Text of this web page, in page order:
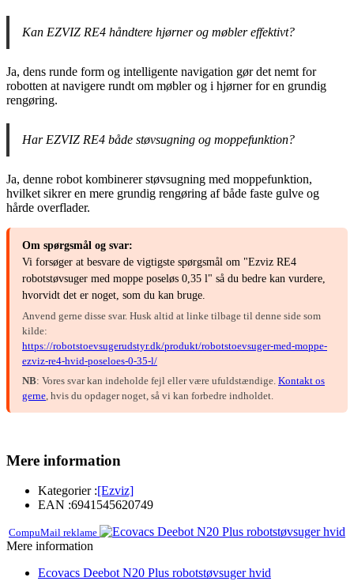
Kan EZVIZ RE4 håndtere hjørner og møbler effektivt?
Ja, dens runde form og intelligente navigation gør det nemt for
robotten at navigere rundt om møbler og i hjørner for en grundig
rengøring.
Har EZVIZ RE4 både støvsugning og moppefunktion?
Ja, denne robot kombinerer støvsugning med moppefunktion,
hvilket sikrer en mere grundig rengøring af både faste gulve og
hårde overflader.
Om spørgsmål og svar:
Vi forsøger at besvare de vigtigste spørgsmål om "Ezviz RE4
robotstøvsuger med moppe poseløs 0,35 l" så du bedre kan vurdere,
hvorvidt det er noget, som du kan bruge.
Anvend gerne disse svar. Husk altid at linke tilbage til denne side som
kilde:
https://robotstoevsugerudstyr.dk/produkt/robotstoevsuger-med-moppe-
ezviz-re4-hvid-poseloes-0-35-l/
NB: Vores svar kan indeholde fejl eller være ufuldstændige. Kontakt os
gerne , hvis du opdager noget, så vi kan forbedre indholdet.
Mere information
Kategorier :[Ezviz]
EAN :6941545620749
CompuMail reklame
Mere information
Ecovacs Deebot N20 Plus robotstøvsuger hvid